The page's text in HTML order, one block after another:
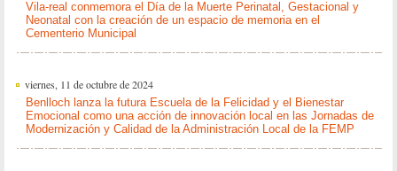
Vila-real conmemora el Día de la Muerte Perinatal, Gestacional y
Neonatal con la creación de un espacio de memoria en el
Cementerio Municipal
viernes, 11 de octubre de 2024
Benlloch lanza la futura Escuela de la Felicidad y el Bienestar
Emocional como una acción de innovación local en las Jornadas de
Modernización y Calidad de la Administración Local de la FEMP